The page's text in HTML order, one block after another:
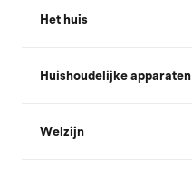
Het huis
Huishoudelijke apparaten
Welzijn